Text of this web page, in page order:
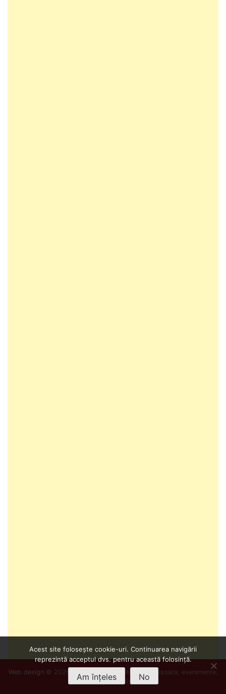
Web design © 2026 Info Timișoara
- Știri din Timișoara, evenimente,
cultură și divertisment
Acest site folosește cookie-uri. Continuarea navigării
reprezintă acceptul dvs. pentru această folosință.
Am înțeles No